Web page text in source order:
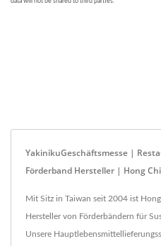
YakinikuGeschäftsmesse |
Förderband Hersteller | Hong
Mit Sitz in Taiwan seit 2004 ist
Hersteller von Förderbändern für
Unsere